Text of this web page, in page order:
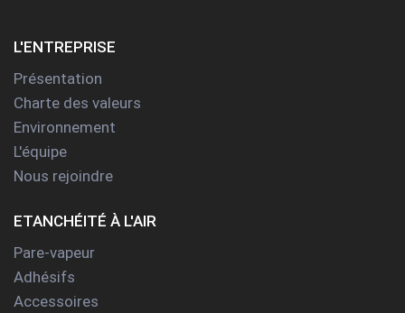
L'ENTREPRISE
Présentation
Charte des valeurs
Environnement
L'équipe
Nous rejoindre
ETANCHÉITÉ À L'AIR
Pare-vapeur
Adhésifs
Accessoires